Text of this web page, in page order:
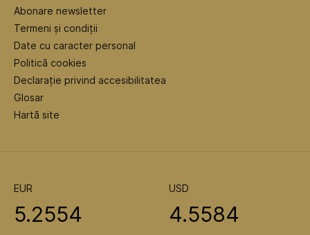
Abonare newsletter
Termeni și condiții
Date cu caracter personal
Politică cookies
Declarație privind accesibilitatea
Glosar
Hartă site
EUR
5.2554
USD
4.5584